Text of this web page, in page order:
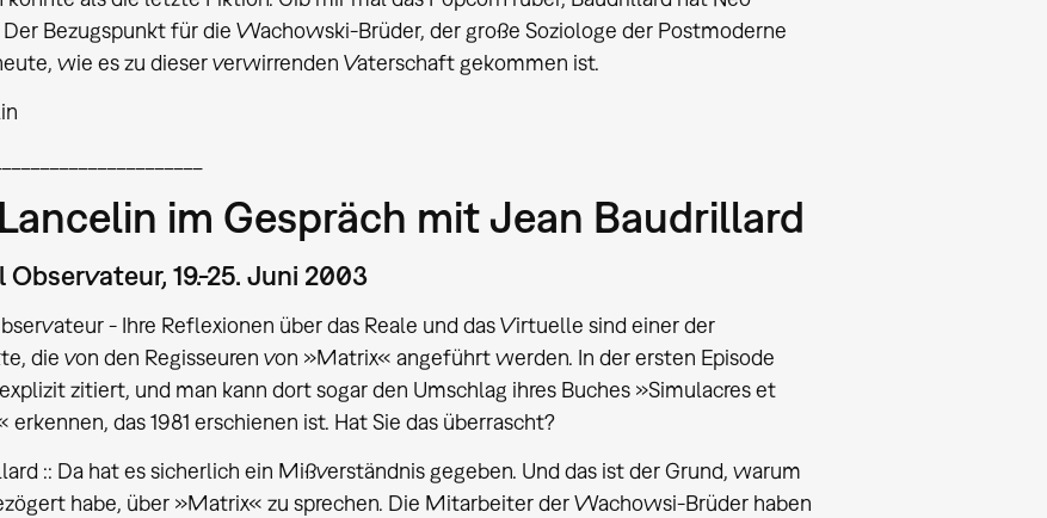
Bezugspunkt für die Wachowski-Brüder, der große Soziologe der Postmoderne
wie es zu dieser verwirrenden Vaterschaft gekommen ist.
im Gespräch mit Jean Baudrillard
Observateur, 19.-25. Juni 2003
- Ihre Reflexionen über das Reale und das Virtuelle sind einer der
die von den Regisseuren von »Matrix« angeführt werden. In der ersten Episode
zitiert, und man kann dort sogar den Umschlag ihres Buches »Simulacres et
erkennen, das 1981 erschienen ist. Hat Sie das überrascht?
:: Da hat es sicherlich ein Mißverständnis gegeben. Und das ist der Grund, warum
habe, über »Matrix« zu sprechen. Die Mitarbeiter der Wachowsi-Brüder haben